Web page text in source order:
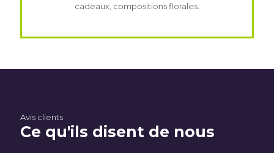
cadeaux, compositions florales.
Avis clients
Ce qu'ils disent de nous